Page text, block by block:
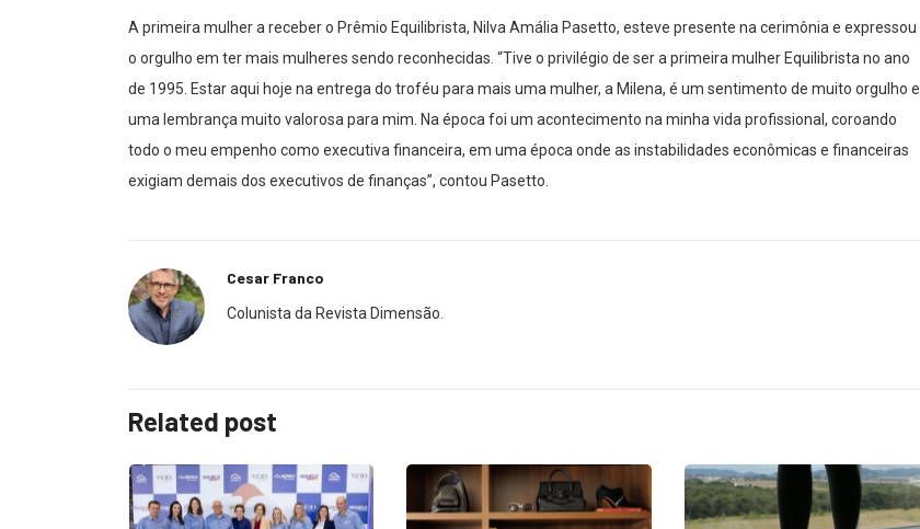
A primeira mulher a receber o Prêmio Equilibrista, Nilva Amália Pasetto, esteve presente na cerimônia e expressou
o orgulho em ter mais mulheres sendo reconhecidas. “Tive o privilégio de ser a primeira mulher Equilibrista no ano
de 1995. Estar aqui hoje na entrega do troféu para mais uma mulher, a Milena, é um sentimento de muito orgulho e
uma lembrança muito valorosa para mim. Na época foi um acontecimento na minha vida profissional, coroando
todo o meu empenho como executiva financeira, em uma época onde as instabilidades econômicas e financeiras
exigiam demais dos executivos de finanças”, contou Pasetto.
Cesar Franco
Colunista da Revista Dimensão.
Related post